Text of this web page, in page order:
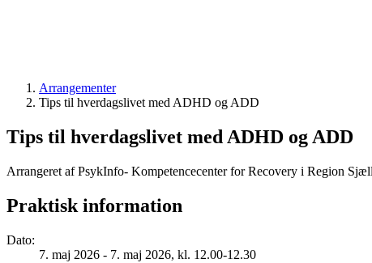
Arrangementer
Tips til hverdagslivet med ADHD og ADD
Tips til hverdagslivet med ADHD og ADD
Arrangeret af PsykInfo- Kompetencecenter for Recovery i Region
Praktisk information
Dato:
7. maj 2026 - 7. maj 2026, kl. 12.00-12.30